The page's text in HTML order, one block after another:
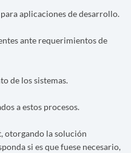
aplicaciones de desarrollo.
ante requerimientos de
de los sistemas.
a estos procesos.
otorgando la solución
si es que fuese necesario,